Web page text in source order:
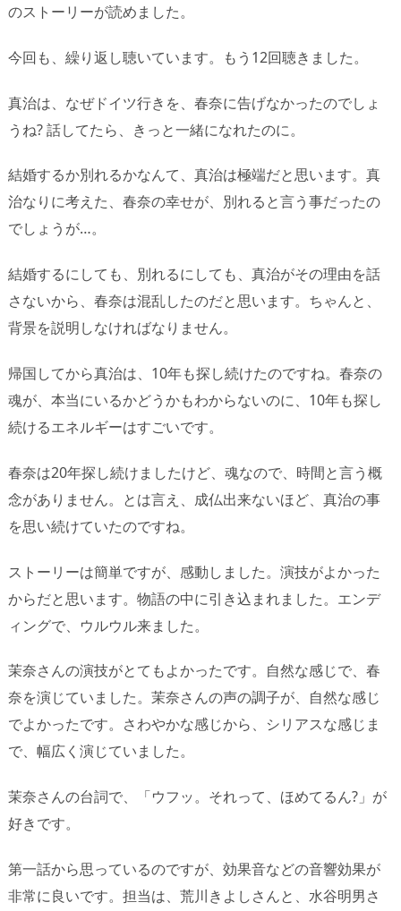
のストーリーが読めました。
今回も、繰り返し聴いています。もう12回聴きました。
真治は、なぜドイツ行きを、春奈に告げなかったのでしょ
うね? 話してたら、きっと一緒になれたのに。
結婚するか別れるかなんて、真治は極端だと思います。真
治なりに考えた、春奈の幸せが、別れると言う事だったの
でしょうが…。
結婚するにしても、別れるにしても、真治がその理由を話
さないから、春奈は混乱したのだと思います。ちゃんと、
背景を説明しなければなりません。
帰国してから真治は、10年も探し続けたのですね。春奈の
魂が、本当にいるかどうかもわからないのに、10年も探し
続けるエネルギーはすごいです。
春奈は20年探し続けましたけど、魂なので、時間と言う概
念がありません。とは言え、成仏出来ないほど、真治の事
を思い続けていたのですね。
ストーリーは簡単ですが、感動しました。演技がよかった
からだと思います。物語の中に引き込まれました。エンデ
ィングで、ウルウル来ました。
茉奈さんの演技がとてもよかったです。自然な感じで、春
奈を演じていました。茉奈さんの声の調子が、自然な感じ
でよかったです。さわやかな感じから、シリアスな感じま
で、幅広く演じていました。
茉奈さんの台詞で、「ウフッ。それって、ほめてるん?」が
好きです。
第一話から思っているのですが、効果音などの音響効果が
非常に良いです。担当は、荒川きよしさんと、水谷明男さ